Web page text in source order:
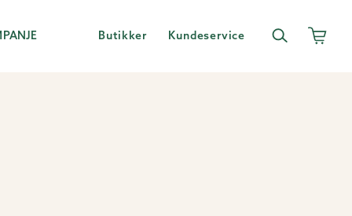
Butikker Kundeservice